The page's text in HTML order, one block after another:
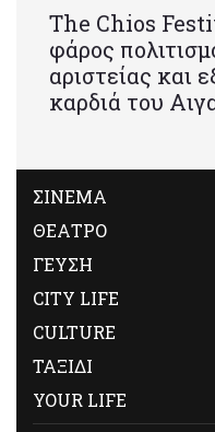
Τhe Chios
φάρος
αριστείας και
καρδιά του
ΣΙΝΕΜΑ
ΘΕΑΤΡΟ
ΓΕΥΣΗ
CITY LIFE
CULTURE
ΤΑΞΙΔΙ
YOUR LIFE